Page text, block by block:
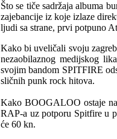
Što se tiče sadržaja albuma
zajebancije iz koje izlaze
ljudi sa strane, prvi potpuno
Kako bi uveličali svoju
nezaobilaznog medijskog
svojim bandom SPITFIRE
sličnih punk rock hitova.
Kako BOOGALOO ostaje
RAP-a uz potporu Spitfire u
će 60 kn.